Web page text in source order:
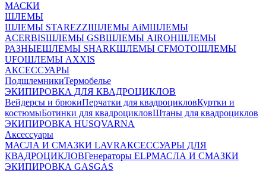
МАСКИ
ШЛЕМЫ
ШЛЕМЫ STAREZZIШЛЕМЫ AiMШЛЕМЫ
ACERBISШЛЕМЫ GSBШЛЕМЫ AIROHШЛЕМЫ
РАЗНЫЕШЛЕМЫ SHARKШЛЕМЫ CFMOTOШЛЕМЫ
UFOШЛЕМЫ AXXIS
АКСЕССУАРЫ
ПодшлемникиТермобелье
ЭКИПИРОВКА ДЛЯ КВАДРОЦИКЛОВ
Вейдерсы и брюкиПерчатки для квадроцикловКуртки и
костюмыБотинки для квадроцикловШтаны для квадроциклов
ЭКИПИРОВКА HUSQVARNA
Аксессуары
МАСЛА И СМАЗКИ LAVRАКСЕССУАРЫ ДЛЯ
КВАДРОЦИКЛОВГенераторы ELPМАСЛА И СМАЗКИ
ЭКИПИРОВКА GASGAS